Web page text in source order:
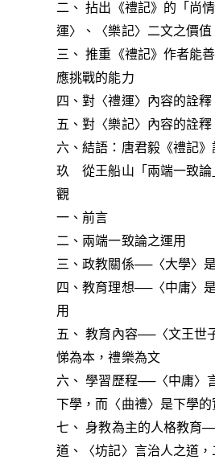
二、 拈出《禮記》的「尚
運〉、〈樂記〉二文之價值
三、 推重《禮記》作者能
應挑戰的能力
四、對〈禮運〉內容的詮釋
五、對〈樂記〉內容的詮釋
六、結語：唐君毅《禮記
玖 從王船山「兩端一致論
觀
一、前言
二、兩端一致論之運用
三、政教關係──〈大學〉
四、教育理想──〈中庸〉
用
五、 教育內容──〈文王世
悌為本，禮樂為文
六、 學習歷程──〈中庸〉
下學，而〈曲禮〉是下學
七、 身教為主的人格教育
道、〈坊記〉言治人之道